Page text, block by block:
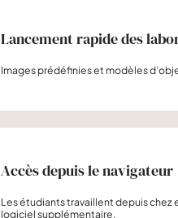
Lancement rapide des
Images prédéfinies et modèles
Accès depuis le navigateur
Les étudiants travaillent depuis chez
logiciel supplémentaire.